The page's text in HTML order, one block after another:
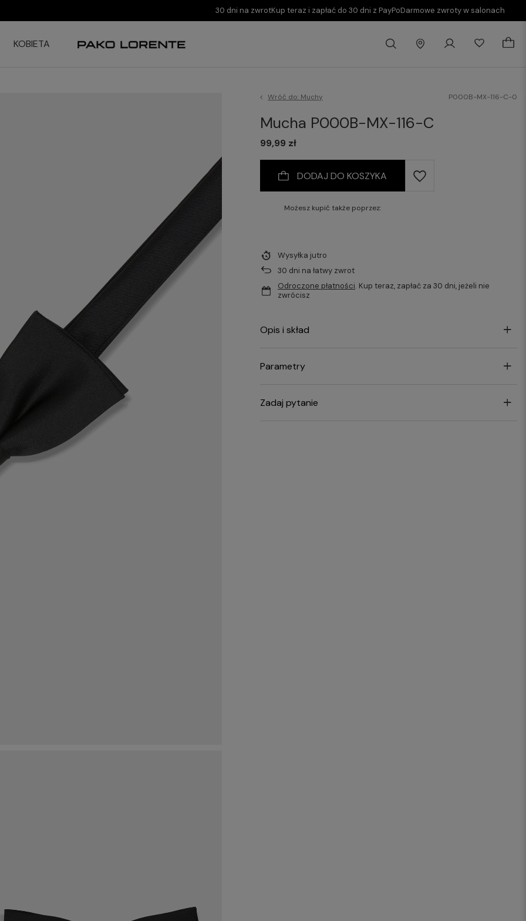
30 dni na zwrotKup teraz i zapłać do 30 dni z PayPoDarmowe zwroty w salonach
KOBIETA
Wróć do: Muchy P000B-MX-116-C-0
Mucha P000B-MX-116-C
99,99 zł
DODAJ DO KOSZYKA
Możesz kupić także poprzez:
Wysyłka jutro
30 dni na łatwy zwrot
Odroczone płatności. Kup teraz, zapłać za 30 dni, jeżeli nie
zwrócisz
Opis i skład
Parametry
Zadaj pytanie